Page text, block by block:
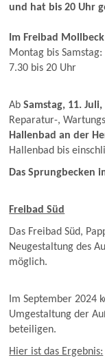
und hat bis 20 Uhr
Im Freibad
Montag bis
7.30 bis 20 Uhr
AbSamstag, 11. Juli,
Reparatur-,
Hallenbad an der
Hallenbad bis
Das Sprungbecken
Freibad Süd
Das Freibad Süd,
Neugestaltung des
möglich.
Im September 2024
Umgestaltung der
beteiligen.
Hier ist das Ergebnis: